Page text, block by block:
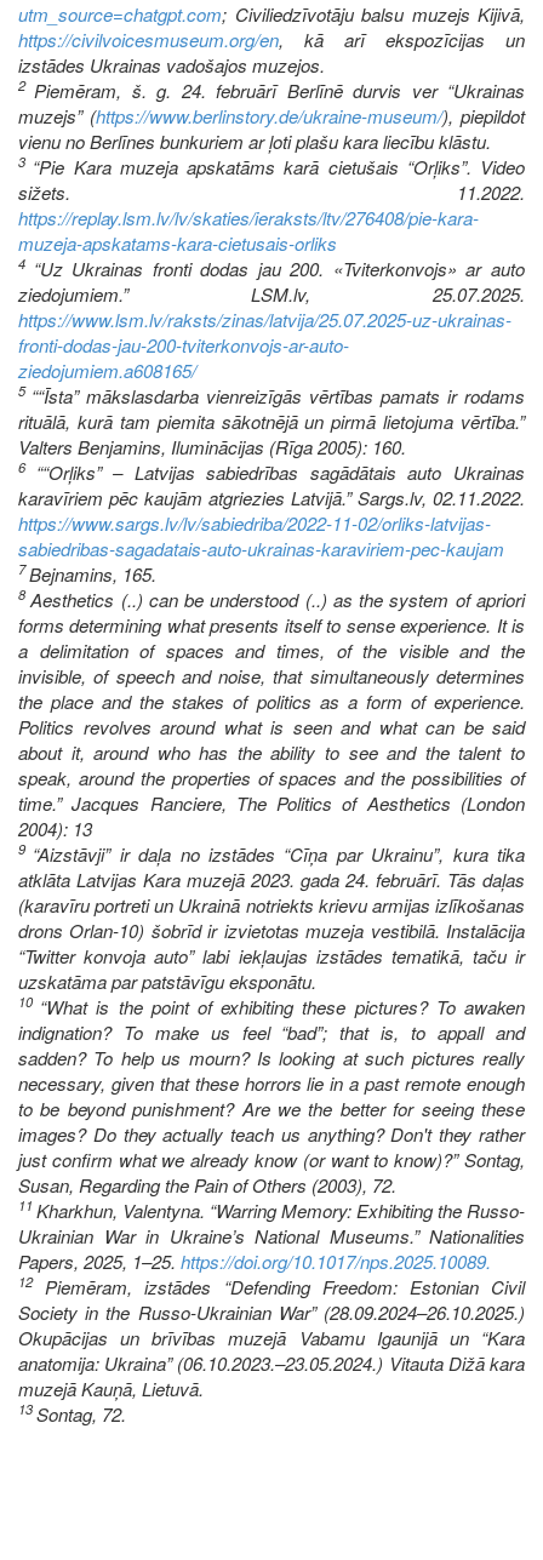
utm_source=chatgpt.com; Civiliedzīvotāju balsu muzejs Kijivā,
https://civilvoicesmuseum.org/en, kā arī ekspozīcijas un
izstādes Ukrainas vadošajos muzejos.
2 Piemēram, š. g. 24. februārī Berlīnē durvis ver “Ukrainas
muzejs” (https://www.berlinstory.de/ukraine-museum/), piepildot
vienu no Berlīnes bunkuriem ar ļoti plašu kara liecību klāstu.
3 “Pie Kara muzeja apskatāms karā cietušais “Orļiks”. Video
sižets. 11.2022.
https://replay.lsm.lv/lv/skaties/ieraksts/ltv/276408/pie-kara-
muzeja-apskatams-kara-cietusais-orliks
4 “Uz Ukrainas fronti dodas jau 200. «Tviterkonvojs» ar auto
ziedojumiem.” LSM.lv, 25.07.2025.
https://www.lsm.lv/raksts/zinas/latvija/25.07.2025-uz-ukrainas-
fronti-dodas-jau-200-tviterkonvojs-ar-auto-
ziedojumiem.a608165/
5 ““Īsta” mākslasdarba vienreizīgās vērtības pamats ir rodams
rituālā, kurā tam piemita sākotnējā un pirmā lietojuma vērtība.”
Valters Benjamins, Iluminācijas (Rīga 2005): 160.
6 ““Orļiks” – Latvijas sabiedrības sagādātais auto Ukrainas
karavīriem pēc kaujām atgriezies Latvijā.” Sargs.lv, 02.11.2022.
https://www.sargs.lv/lv/sabiedriba/2022-11-02/orliks-latvijas-
sabiedribas-sagadatais-auto-ukrainas-karaviriem-pec-kaujam
7Bejnamins, 165.
8 Aesthetics (..) can be understood (..) as the system of apriori
forms determining what presents itself to sense experience. It is
a delimitation of spaces and times, of the visible and the
invisible, of speech and noise, that simultaneously determines
the place and the stakes of politics as a form of experience.
Politics revolves around what is seen and what can be said
about it, around who has the ability to see and the talent to
speak, around the properties of spaces and the possibilities of
time.” Jacques Ranciere, The Politics of Aesthetics (London
2004): 13
9 “Aizstāvji” ir daļa no izstādes “Cīņa par Ukrainu”, kura tika
atklāta Latvijas Kara muzejā 2023. gada 24. februārī. Tās daļas
(karavīru portreti un Ukrainā notriekts krievu armijas izlīkošanas
drons Orlan-10) šobrīd ir izvietotas muzeja vestibilā. Instalācija
“Twitter konvoja auto” labi iekļaujas izstādes tematikā, taču ir
uzskatāma par patstāvīgu eksponātu.
10 “What is the point of exhibiting these pictures? To awaken
indignation? To make us feel “bad”; that is, to appall and
sadden? To help us mourn? Is looking at such pictures really
necessary, given that these horrors lie in a past remote enough
to be beyond punishment? Are we the better for seeing these
images? Do they actually teach us anything? Don't they rather
just confirm what we already know (or want to know)?” Sontag,
Susan, Regarding the Pain of Others (2003), 72.
11 Kharkhun, Valentyna. “Warring Memory: Exhibiting the Russo-
Ukrainian War in Ukraine’s National Museums.” Nationalities
Papers, 2025, 1–25. https://doi.org/10.1017/nps.2025.10089.
12Piemēram, izstādes “Defending Freedom: Estonian Civil
Society in the Russo-Ukrainian War” (28.09.2024–26.10.2025.)
Okupācijas un brīvības muzejā Vabamu Igaunijā un “Kara
anatomija: Ukraina” (06.10.2023.–23.05.2024.) Vitauta Dižā kara
muzejā Kauņā, Lietuvā.
13Sontag, 72.